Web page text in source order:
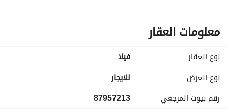
مرافق وخدمات المجمع
وصيانة ونظافة 24 ساعة، انترنت ،مواقف، وكاميرات مراقبة
مميزات الموقع
معلومات العقار
نوع العقار
فیلا
نوع العرض
للايجار
رقم بيوت المرجعي
87957213